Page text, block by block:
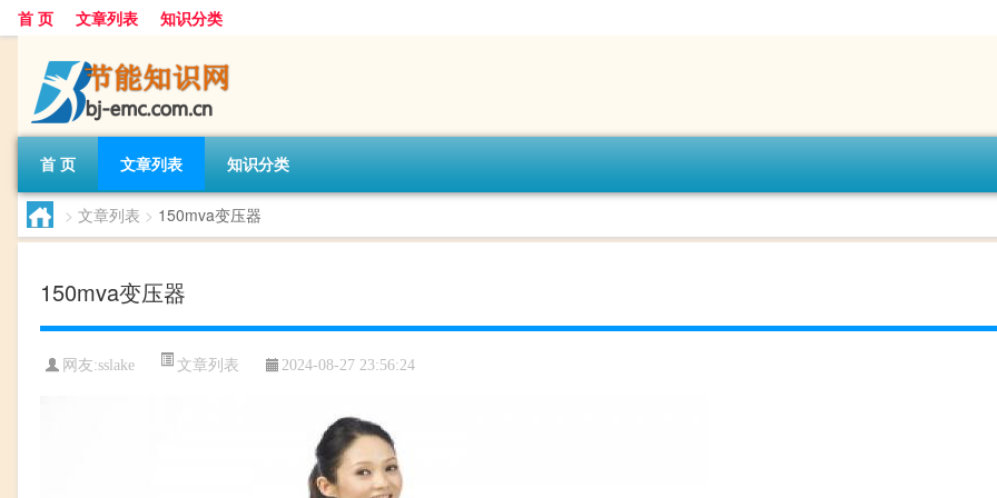
首 页 文章列表 知识分类
首 页 文章列表 知识分类
> 文章列表 > 150mva变压器
150mva变压器
网友:sslake 文章列表 2024-08-27 23:56:24